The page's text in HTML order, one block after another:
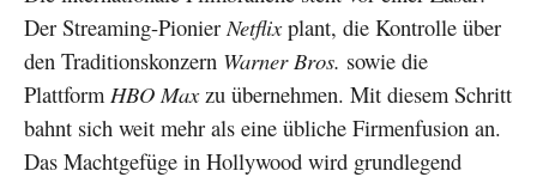
Der Streaming-Pionier Netflixplant, die Kontrolle über
den Traditionskonzern Warner Bros. sowie die
Plattform HBO Maxzu übernehmen. Mit diesem Schritt
bahnt sich weit mehr als eine übliche Firmenfusion an.
Das Machtgefüge in Hollywood wird grundlegend